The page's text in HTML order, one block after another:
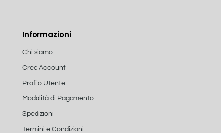
Informazioni
Chi siamo
Crea Account
Profilo Utente
Modalità di Pagamento
Spedizioni
Termini e Condizioni